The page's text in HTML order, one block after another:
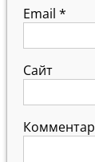
Email *
Сайт